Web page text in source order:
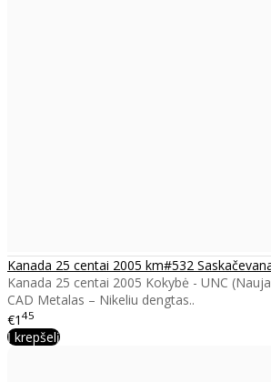
Kanada 25 centai 2005 km#532
Kanada 25 centai 2005 Kokybė - UNC
CAD Metalas – Nikeliu dengtas..
€1 45
Į krepšelį